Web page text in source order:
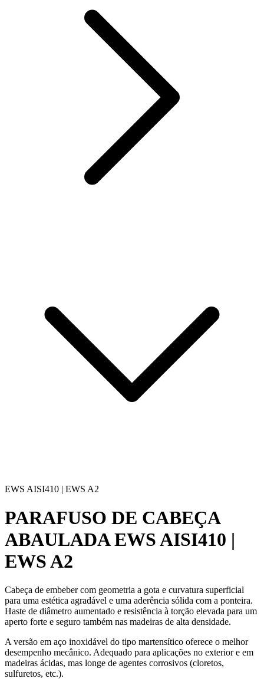
EWS AISI410 | EWS A2
PARAFUSO DE CABEÇA
ABAULADAEWS AISI410 |
EWS A2
Cabeça de embeber com geometria a gota e curvatura superficial
para uma estética agradável e uma aderência sólida com a ponteira.
Haste de diâmetro aumentado e resistência à torção elevada para um
aperto forte e seguro também nas madeiras de alta densidade.
A versão em aço inoxidável do tipo martensítico oferece o melhor
desempenho mecânico. Adequado para aplicações no exterior e em
madeiras ácidas, mas longe de agentes corrosivos (cloretos,
sulfuretos, etc.).